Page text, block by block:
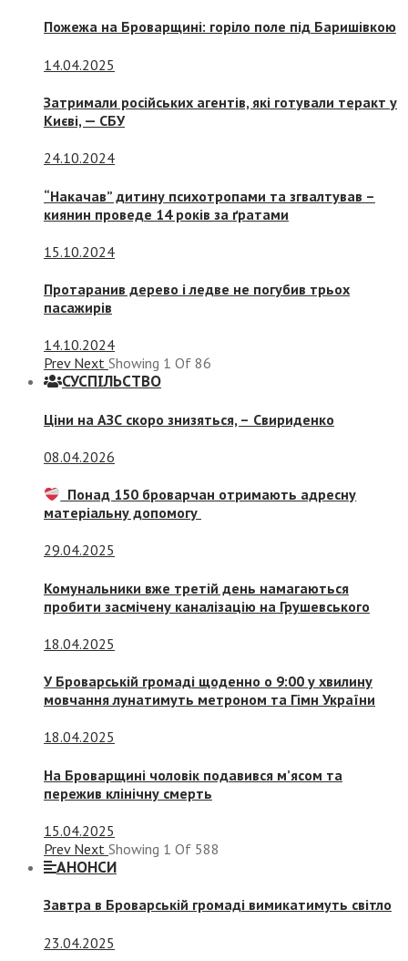
Пожежа на Броварщині: горіло поле під Баришівкою
14.04.2025
Затримали російських агентів, які готували теракт у
Києві, — СБУ
24.10.2024
“Накачав” дитину психотропами та згвалтував –
киянин проведе 14 років за ґратами
15.10.2024
Протаранив дерево і ледве не погубив трьох
пасажирів
14.10.2024
Prev Next Showing 1 Of 86
СУСПIЛЬСТВО
Ціни на АЗС скоро знизяться, – Свириденко
08.04.2026
Понад 150 броварчан отримають адресну
матеріальну допомогу
29.04.2025
Комунальники вже третій день намагаються
пробити засмічену каналізацію на Грушевського
18.04.2025
У Броварській громаді щоденно о 9:00 у хвилину
мовчання лунатимуть метроном та Гімн України
18.04.2025
На Броварщині чоловік подавився м’ясом та
пережив клінічну смерть
15.04.2025
Prev Next Showing 1 Of 588
АНОНСИ
Завтра в Броварській громаді вимикатимуть світло
23.04.2025